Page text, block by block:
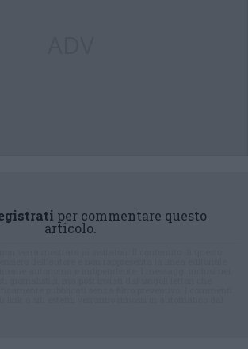
per commentare questo
articolo.